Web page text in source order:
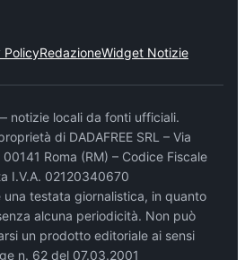
PolicyRedazioneWidget Notizie
notizie locali da fonti ufficiali.
di DADAFREE SRL – Via
Roma (RM) – Codice Fiscale
I.V.A. 02120340670
una testata giornalistica, in quanto
alcuna periodicità. Non può
un prodotto editoriale ai sensi
n. 62 del 07.03.2001